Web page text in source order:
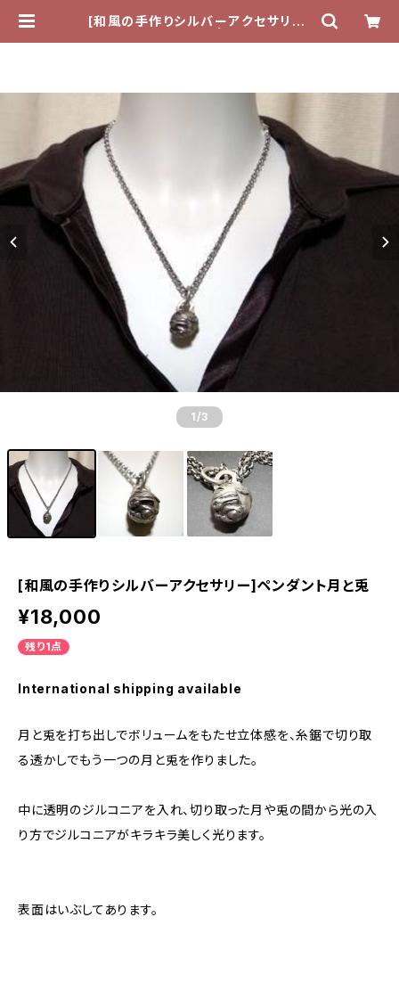
[和風の手作りシルバーアクセサリー]
1 /3
[和風の手作りシルバーアクセサリー]ペンダント月と兎
¥18,000
残り1点
International shipping available
月と兎を打ち出しでボリュームをもたせ立体感を、糸鋸で切り取
る透かしでもう一つの月と兎を作りました。
中に透明のジルコニアを入れ、切り取った月や兎の間から光の入
り方でジルコニアがキラキラ美しく光ります。
表面はいぶしてあります。